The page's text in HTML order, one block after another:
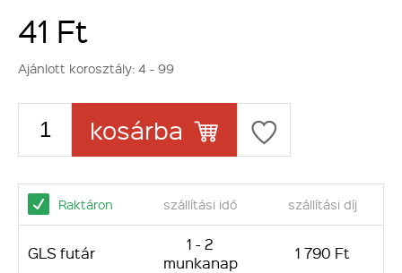
41 Ft
Ajánlott korosztály: 4 - 99
kosárba
Raktáron szállítási idő szállítási díj
GLS futár
1 - 2
munkanap
1 790 Ft